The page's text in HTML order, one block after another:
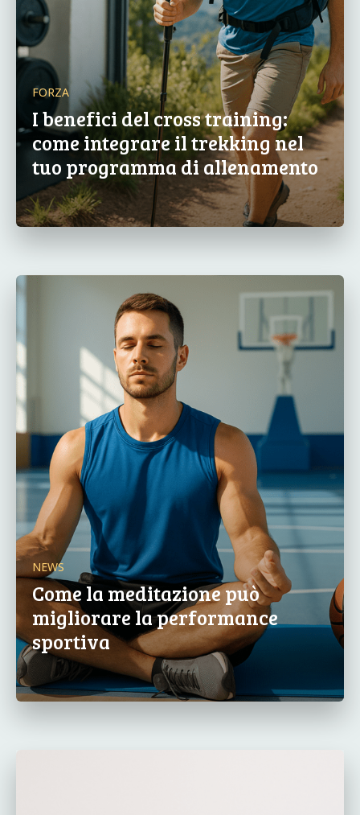
FORZA
I benefici del cross training:
come integrare il trekking nel
tuo programma di allenamento
NEWS
Come la meditazione può
migliorare la performance
sportiva